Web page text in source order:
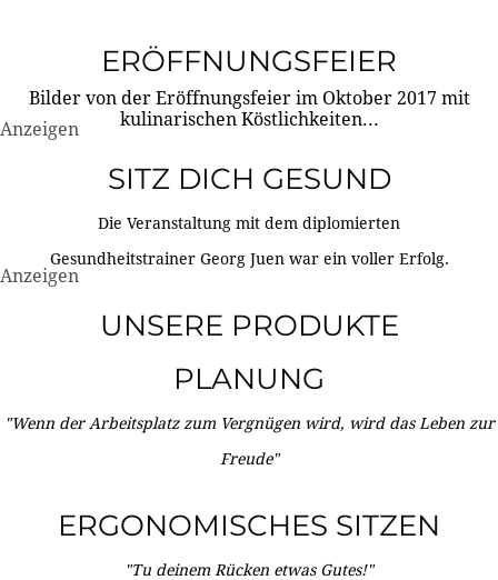
ERÖFFNUNGSFEIER
Bilder von der Eröffnungsfeier im Oktober 2017 mit
kulinarischen Köstlichkeiten...
Anzeigen
SITZ DICH GESUND
Die Veranstaltung mit dem diplomierten
Gesundheitstrainer Georg Juen war ein voller Erfolg.
Anzeigen
UNSERE PRODUKTE
PLANUNG
"Wenn der Arbeitsplatz zum Vergnügen wird, wird das Leben zur
Freude"
ERGONOMISCHES SITZEN
"Tu deinem Rücken etwas Gutes!"